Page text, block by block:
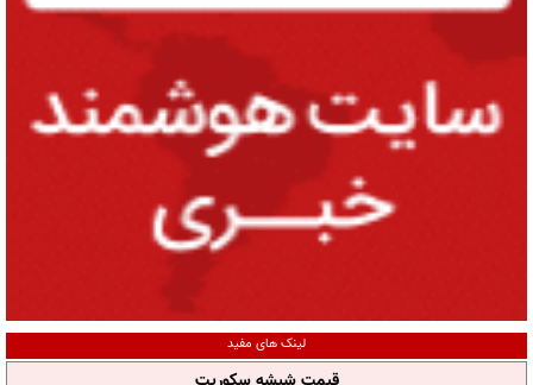
لینک های مفید